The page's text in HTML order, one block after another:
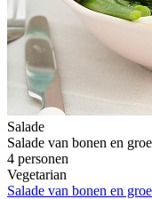
Salade
Salade van bonen en
4 personen
Vegetarian
Salade van bonen en